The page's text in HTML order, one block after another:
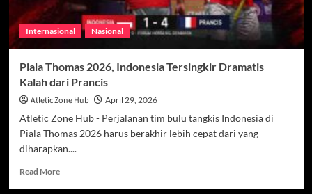
Mengundang
Tanya
Internasional Nasional
Piala Thomas 2026, Indonesia Tersingkir Dramatis
Kalah dari Prancis
Atletic Zone Hub April 29, 2026
Atletic Zone Hub - Perjalanan tim bulu tangkis Indonesia di
Piala Thomas 2026 harus berakhir lebih cepat dari yang
diharapkan....
Read MoreRead